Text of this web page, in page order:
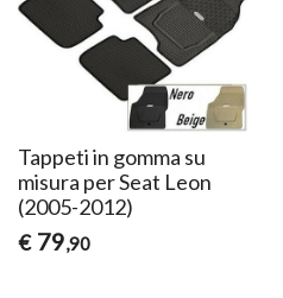
Tappeti in gomma su
misura per Seat Leon
(2005-2012)
€ 79,90